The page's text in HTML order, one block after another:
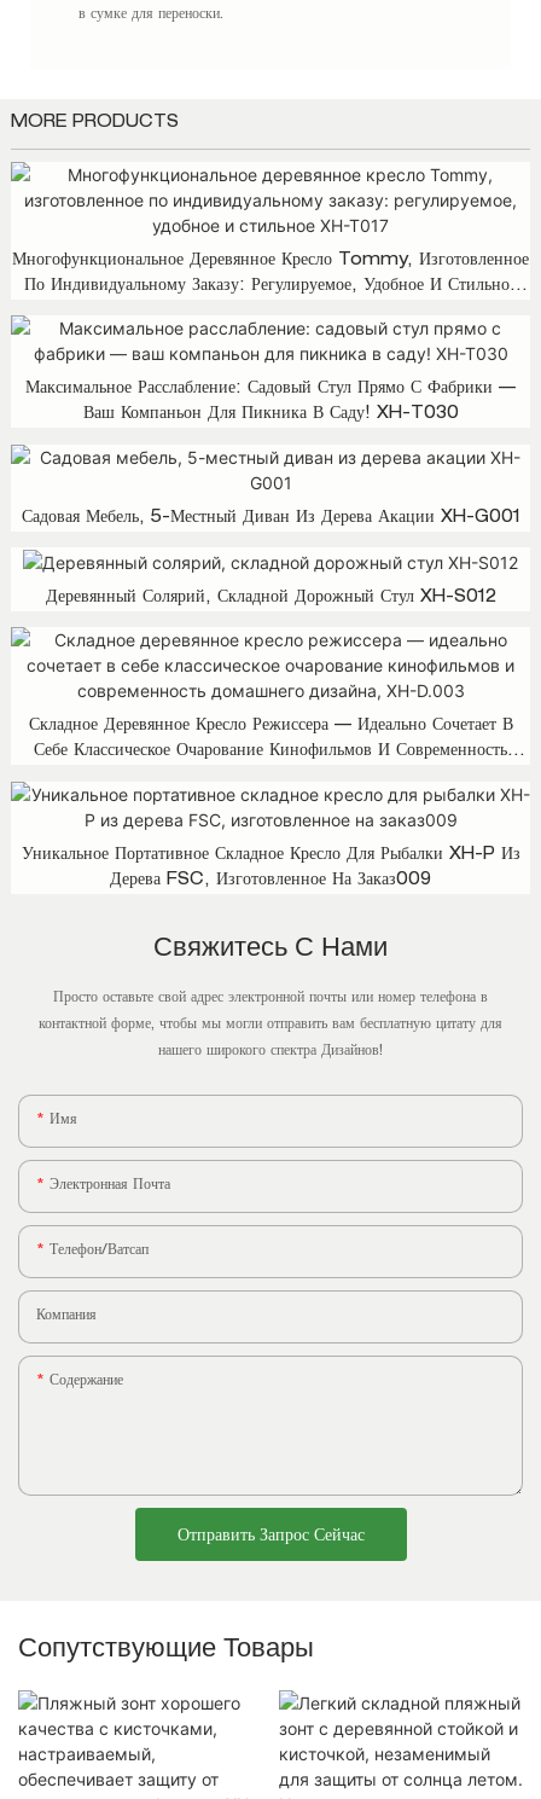
в сумке для переноски.
MORE PRODUCTS
Многофункциональное Деревянное Кресло Tommy, Изготовленное
По Индивидуальному Заказу: Регулируемое, Удобное И Стильное
Максимальное Расслабление: Садовый Стул Прямо С Фабрики —
Ваш Компаньон Для Пикника В Саду! XH-T030
Садовая Мебель, 5-Местный Диван Из Дерева Акации XH-G001
Деревянный Солярий, Складной Дорожный Стул XH-S012
Складное Деревянное Кресло Режиссера — Идеально Сочетает В
Себе Классическое Очарование Кинофильмов И Современность
Уникальное Портативное Складное Кресло Для Рыбалки XH-P Из
Дерева FSC, Изготовленное На Заказ009
Свяжитесь С Нами
Просто оставьте свой адрес электронной почты или номер телефона в
контактной форме, чтобы мы могли отправить вам бесплатную цитату для
нашего широкого спектра Дизайнов!
Имя
Электронная Почта
Телефон/ватсап
Компания
Содержание
Отправить Запрос Сейчас
Сопутствующие Товары